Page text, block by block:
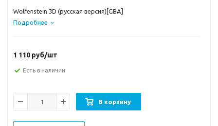
Wolfenstein 3D (русская версия)[GBA]
Подробнее
1 110 руб/шт
Есть в наличии
В корзину